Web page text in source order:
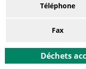
Téléphone
Fax
Déchets